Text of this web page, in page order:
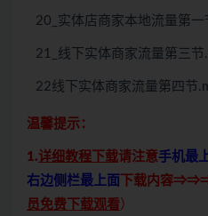
20_实体店商家本地流量第一
21_线下实体商家流量第三节
22线下实体商家流量第四节
温馨提示：
1.详细教程下载请注意手机最
右边侧栏最上面 下载内容
员免费下载观看）